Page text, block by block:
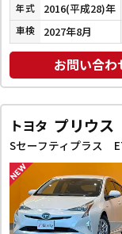
年式 2016(平成28)年
車検 2027年8月
お問い合わ
トヨタ プリウス